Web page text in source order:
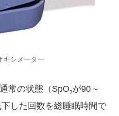
キシメーター
常の状態（SpO2が90～
した回数を総睡眠時間で